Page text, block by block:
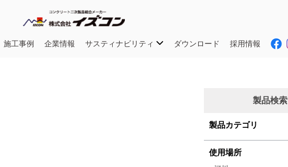
施工事例 企業情報 サスティナビリティ ダウンロード 採用情報
製品検索
製品カテゴリ
使用場所